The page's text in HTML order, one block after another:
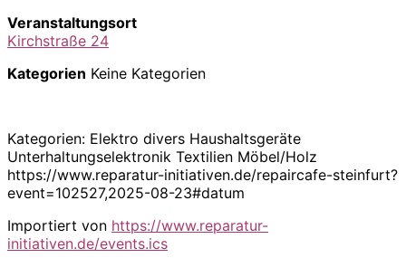
Veranstaltungsort
Kirchstraße 24
Kategorien Keine Kategorien
Kategorien: Elektro divers Haushaltsgeräte
Unterhaltungselektronik Textilien Möbel/Holz
https://www.reparatur-initiativen.de/repaircafe-steinfurt?
event=102527,2025-08-23#datum
Importiert von https://www.reparatur-
initiativen.de/events.ics